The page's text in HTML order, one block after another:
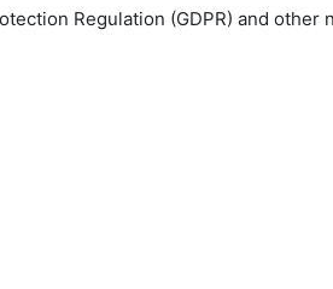
Regulation (GDPR) and